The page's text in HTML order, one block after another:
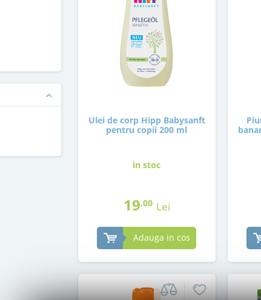
Ulei de corp Hipp Babysanft
pentru copii 200 ml
in stoc
19,00 Lei
Adauga in cos